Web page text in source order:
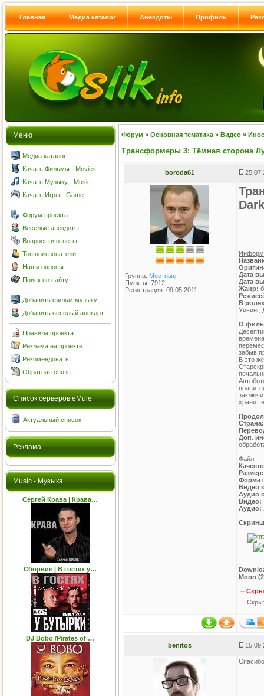
Главная Медиа каталог Анекдоты Профиль
Меню
Медиа каталог
Качать Фильмы - Movies
Качать Музыку - Music
Качать Игры - Game
Форум проекта
Весёлые анекдоты
Вопросы и ответы
Топ пользователи
Наши опросы
Поиск по сайту
Добавить фильм музыку
Добавить весёлый анекдот
Правила проекта
Реклама на проекте
Рекомендовать
Обратная связь
Cписок серверов eMule
Актуальный список
Реклама
Music - Музыка
Сергей Крава | Крава…
Сборник | В гостях у…
DJ Bobo /Pirates of …
Форум » Основная тематика » Видео »
Трансформеры 3: Тёмная сторона
boroda61
Группа: Местные
Пункты: 7912
Регистрация: 09.05.2011
Дата
Дата
Жанр:
В
О
забыв
В это
хранит
Доп.
Файл:
Видео
Аудио
Видео:
Аудио:
Moon
benitos